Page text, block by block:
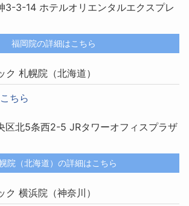
3-3-14 ホテルオリエンタルエクスプレ
福岡院の詳細はこちら
札幌院（北海道）
ちら
区北5条西2-5 JRタワーオフィスプラザ
院（北海道）の詳細はこちら
横浜院（神奈川）